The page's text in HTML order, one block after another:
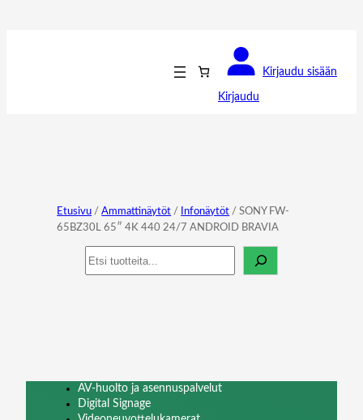
Kirjaudu
Kirjaudu sisään
Etusivu /Ammattinäytöt / Infonäytöt / SONY FW-
65BZ30L 65″ 4K 440 24/7 ANDROID BRAVIA
Haku
AV-huolto ja asennuspalvelut
Digital Signage